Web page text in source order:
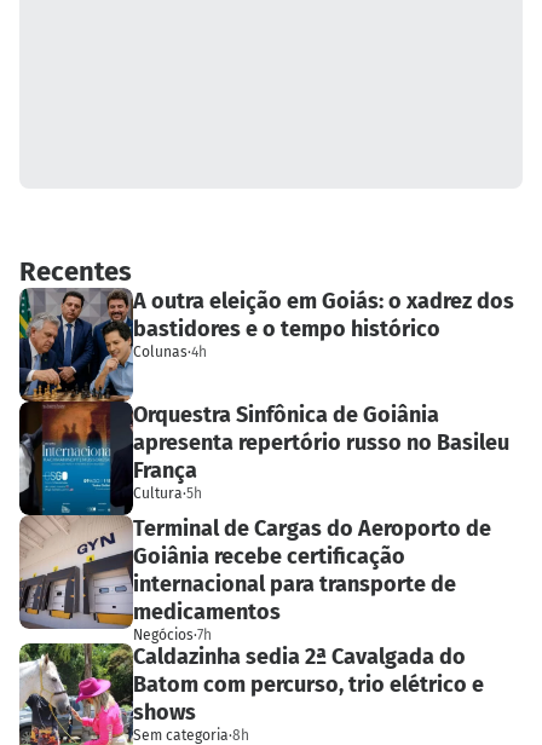
Recentes
A outra eleição em Goiás: o xadrez dos
bastidores e o tempo histórico
Colunas·4h
Orquestra Sinfônica de Goiânia
apresenta repertório russo no Basileu
França
Cultura·5h
Terminal de Cargas do Aeroporto de
Goiânia recebe certificação
internacional para transporte de
medicamentos
Negócios·7h
Caldazinha sedia 2ª Cavalgada do
Batom com percurso, trio elétrico e
shows
Sem categoria·8h